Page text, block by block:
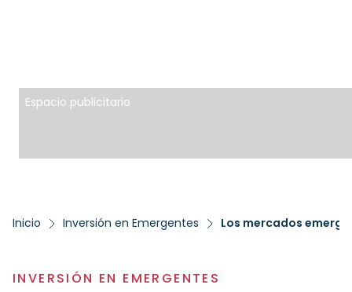
Espacio publicitario
Inicio Inversión en Emergentes Los mercados
INVERSIÓN EN EMERGENTES